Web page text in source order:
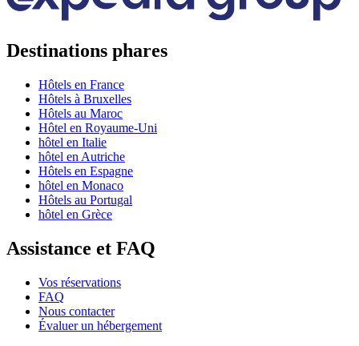
Destinations phares
Hôtels en France
Hôtels à Bruxelles
Hôtels au Maroc
Hôtel en Royaume-Uni
hôtel en Italie
hôtel en Autriche
Hôtels en Espagne
hôtel en Monaco
Hôtels au Portugal
hôtel en Grèce
Assistance et FAQ
Vos réservations
FAQ
Nous contacter
Évaluer un hébergement